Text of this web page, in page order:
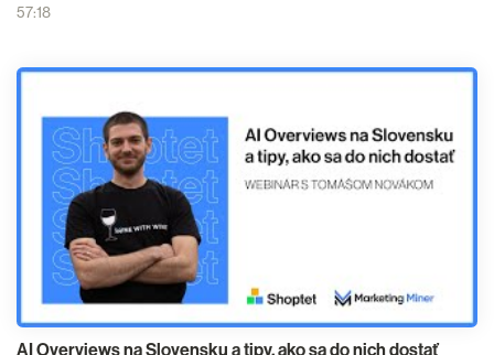
57:18
AI Overviews na Slovensku a tipy, ako sa do nich dostať